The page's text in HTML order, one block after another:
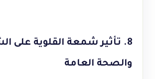
8. تأثير شمعة القلوية على
والصحة العامة